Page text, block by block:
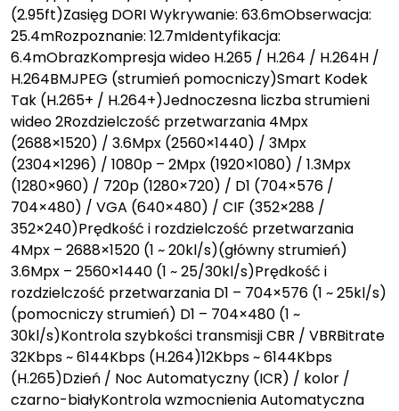
(2.95ft)Zasięg DORI Wykrywanie: 63.6mObserwacja:
25.4mRozpoznanie: 12.7mIdentyfikacja:
6.4mObrazKompresja wideo H.265 / H.264 / H.264H /
H.264BMJPEG (strumień pomocniczy)Smart Kodek
Tak (H.265+ / H.264+)Jednoczesna liczba strumieni
wideo 2Rozdzielczość przetwarzania 4Mpx
(2688×1520) / 3.6Mpx (2560×1440) / 3Mpx
(2304×1296) / 1080p – 2Mpx (1920×1080) / 1.3Mpx
(1280×960) / 720p (1280×720) / D1 (704×576 /
704×480) / VGA (640×480) / CIF (352×288 /
352×240)Prędkość i rozdzielczość przetwarzania
4Mpx – 2688×1520 (1 ~ 20kl/s)(główny strumień)
3.6Mpx – 2560×1440 (1 ~ 25/30kl/s)Prędkość i
rozdzielczość przetwarzania D1 – 704×576 (1 ~ 25kl/s)
(pomocniczy strumień) D1 – 704×480 (1 ~
30kl/s)Kontrola szybkości transmisji CBR / VBRBitrate
32Kbps ~ 6144Kbps (H.264)12Kbps ~ 6144Kbps
(H.265)Dzień / Noc Automatyczny (ICR) / kolor /
czarno-białyKontrola wzmocnienia Automatyczna